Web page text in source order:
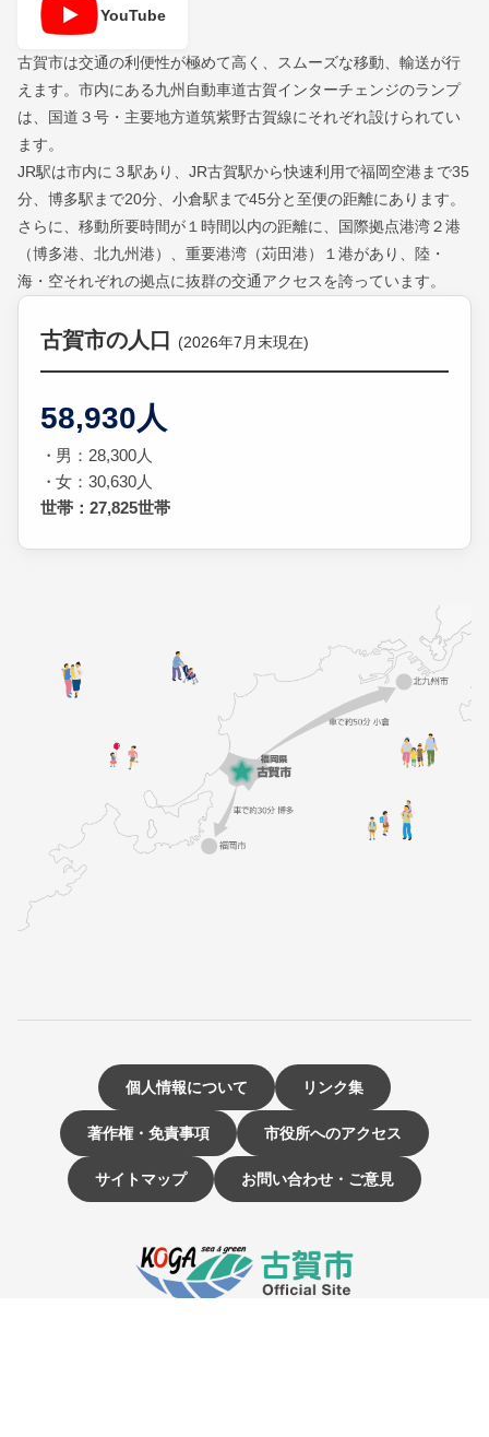
YouTube
古賀市は交通の利便性が極めて高く、スムーズな移動、輸送が行
えます。市内にある九州自動車道古賀インターチェンジのランプ
は、国道３号・主要地方道筑紫野古賀線にそれぞれ設けられてい
ます。
JR駅は市内に３駅あり、JR古賀駅から快速利用で福岡空港まで35
分、博多駅まで20分、小倉駅まで45分と至便の距離にあります。
さらに、移動所要時間が１時間以内の距離に、国際拠点港湾２港
（博多港、北九州港）、重要港湾（苅田港）１港があり、陸・
海・空それぞれの拠点に抜群の交通アクセスを誇っています。
古賀市の人口 (2026年7月末現在)
58,930人
男：28,300人
女：30,630人
世帯：27,825世帯
個人情報について リンク集
著作権・免責事項 市役所へのアクセス
サイトマップ お問い合わせ・ご意見